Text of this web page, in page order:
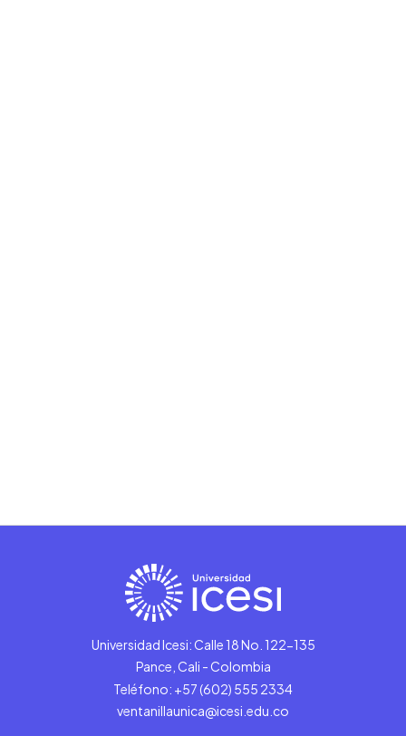
Universidad Icesi: Calle 18 No. 122-135
Pance, Cali - Colombia
Teléfono: +57 (602) 555 2334
ventanillaunica@icesi.edu.co